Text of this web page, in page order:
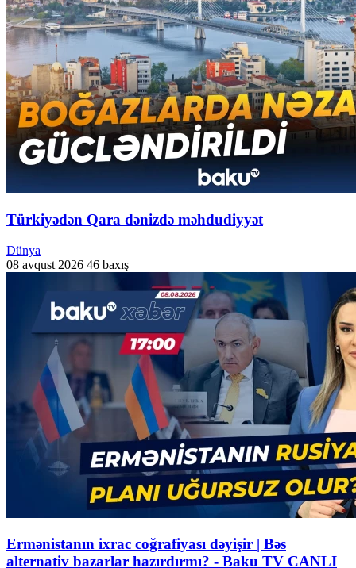
Türkiyədən Qara dənizdə məhdudiyyət
Dünya
08 avqust 2026 46 baxış
Ermənistanın ixrac coğrafiyası dəyişir | Bəs
alternativ bazarlar hazırdırmı? - Baku TV CANLI